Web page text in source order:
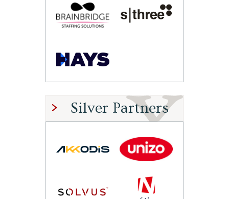
Silver Partners